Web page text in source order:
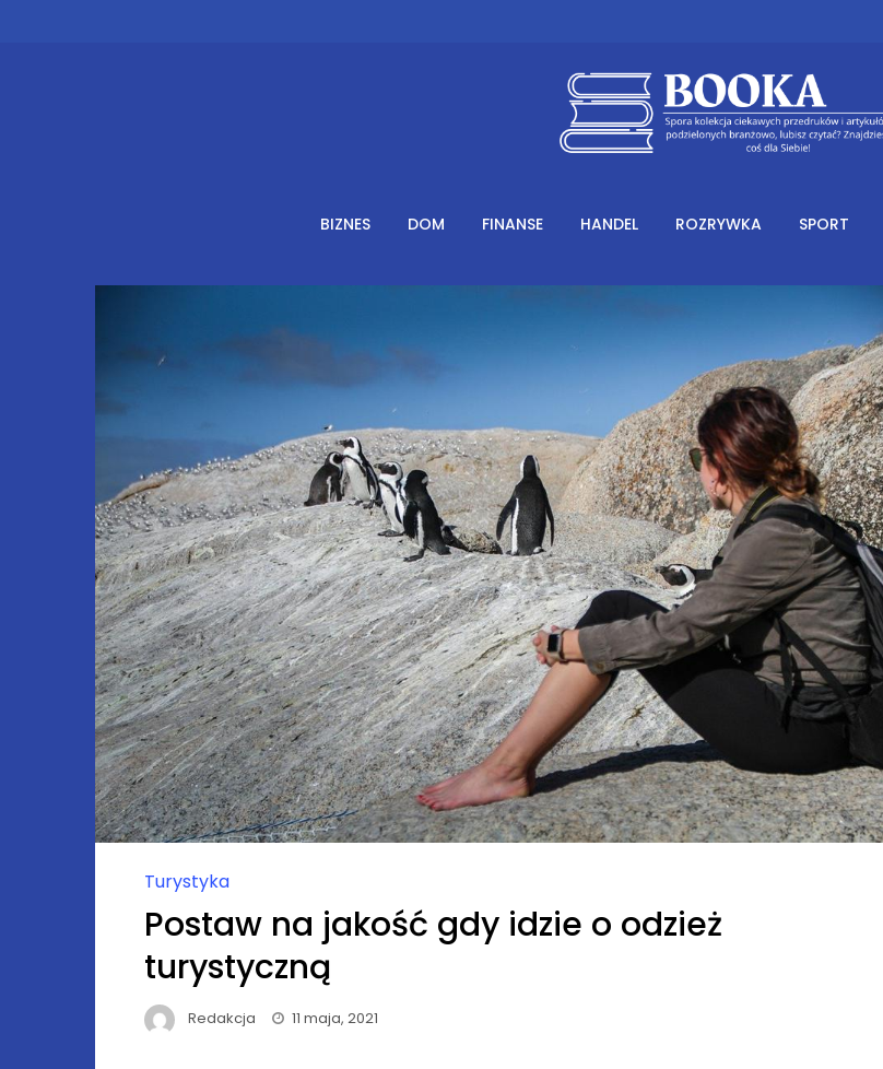
BIZNES DOM FINANSE HANDEL ROZRYWKA SPORT
Turystyka
Postaw na jakość gdy idzie o odzież
turystyczną
Redakcja 11 maja, 2021